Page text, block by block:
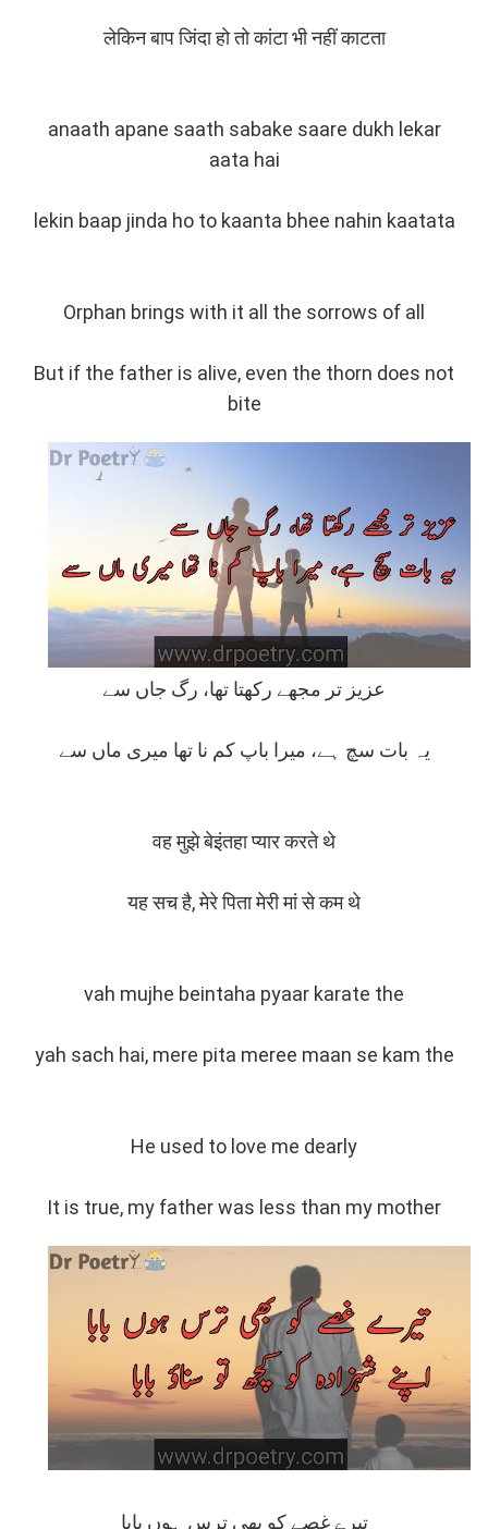
लेकिन बाप जिंदा हो तो कांटा भी नहीं काटता
anaath apane saath sabake saare dukh lekar
aata hai
lekin baap jinda ho to kaanta bhee nahin kaatata
Orphan brings with it all the sorrows of all
But if the father is alive, even the thorn does not
bite
عزیز تر مجھے رکھتا تھا، رگ جاں سے
یہ بات سچ ہے، میرا باپ کم نا تھا میری ماں سے
वह मुझे बेइंतहा प्यार करते थे
यह सच है, मेरे पिता मेरी मां से कम थे
vah mujhe beintaha pyaar karate the
yah sach hai, mere pita meree maan se kam the
He used to love me dearly
It is true, my father was less than my mother
تیرے غصے کو بھی ترس ہوں بابا